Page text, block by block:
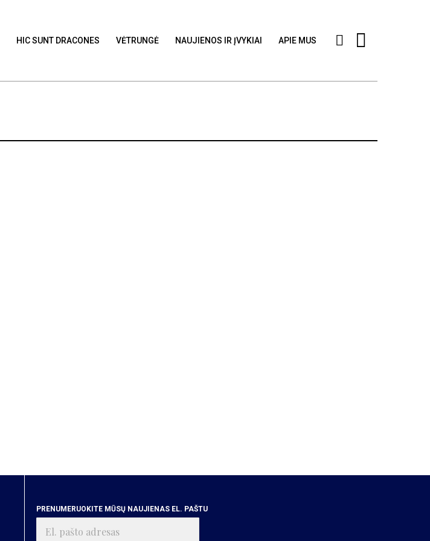
HIC SUNT DRACONES VĖTRUNGĖ NAUJIENOS IR ĮVYKIAI APIE MUS
PRENUMERUOKITE MŪSŲ NAUJIENAS EL. PAŠTU
pašto